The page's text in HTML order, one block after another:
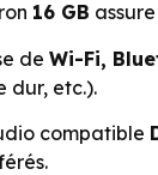
16 GB
de Wi-Fi,
dur, etc.).
compatible